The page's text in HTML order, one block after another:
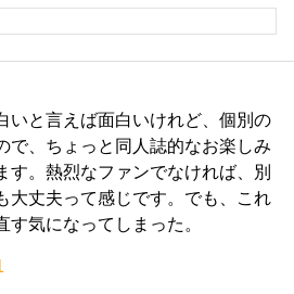
いと言えば面白いけれど、個別の
で、ちょっと同人誌的なお楽しみ
す。熱烈なファンでなければ、別
大丈夫って感じです。でも、これ
す気になってしまった。